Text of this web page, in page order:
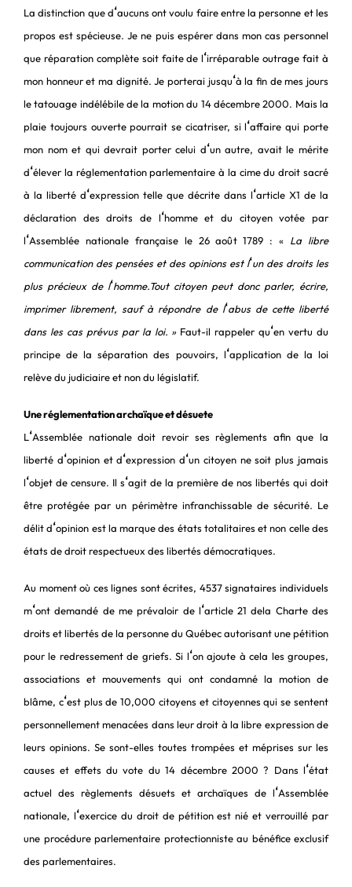
La distinction que d‘aucuns ont voulu faire entre la personne et les
propos est spécieuse. Je ne puis espérer dans mon cas personnel
que réparation complète soit faite de l‘irréparable outrage fait à
mon honneur et ma dignité. Je porterai jusqu‘à la fin de mes jours
le tatouage indélébile de la motion du 14 décembre 2000. Mais la
plaie toujours ouverte pourrait se cicatriser, si l‘affaire qui porte
mon nom et qui devrait porter celui d‘un autre, avait le mérite
d‘élever la réglementation parlementaire à la cime du droit sacré
à la liberté d‘expression telle que décrite dans l‘article X1 de la
déclaration des droits de l‘homme et du citoyen votée par
l‘Assemblée nationale française le 26 août 1789 : « La libre
communication des pensées et des opinions est l‘un des droits les
plus précieux de l‘homme.Tout citoyen peut donc parler, écrire,
imprimer librement, sauf à répondre de l‘abus de cette liberté
dans les cas prévus par la loi. » Faut-il rappeler qu‘en vertu du
principe de la séparation des pouvoirs, l‘application de la loi
relève du judiciaire et non du législatif.
Une réglementation archaïque et désuete
L‘Assemblée nationale doit revoir ses règlements afin que la
liberté d‘opinion et d‘expression d‘un citoyen ne soit plus jamais
l‘objet de censure. Il s‘agit de la première de nos libertés qui doit
être protégée par un périmètre infranchissable de sécurité. Le
délit d‘opinion est la marque des états totalitaires et non celle des
états de droit respectueux des libertés démocratiques.
Au moment où ces lignes sont écrites, 4537 signataires individuels
m‘ont demandé de me prévaloir de l‘article 21 dela Charte des
droits et libertés de la personne du Québec autorisant une pétition
pour le redressement de griefs. Si l‘on ajoute à cela les groupes,
associations et mouvements qui ont condamné la motion de
blâme, c‘est plus de 10,000 citoyens et citoyennes qui se sentent
personnellement menacées dans leur droit à la libre expression de
leurs opinions. Se sont-elles toutes trompées et méprises sur les
causes et effets du vote du 14 décembre 2000 ? Dans l‘état
actuel des règlements désuets et archaïques de l‘Assemblée
nationale, l‘exercice du droit de pétition est nié et verrouillé par
une procédure parlementaire protectionniste au bénéfice exclusif
des parlementaires.